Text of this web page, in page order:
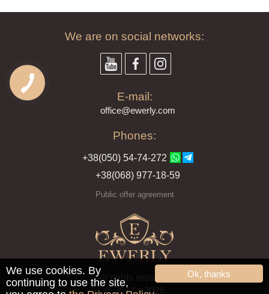
We are on social networks:
E-mail:
office@ewerly.com
Phones:
+38(050) 54-74-272
+38(068) 977-18-59
Public offer agreement
All rights reserved
© 2014 - 2026
Ok, thanks
We use cookies. By
continuing to use the site,